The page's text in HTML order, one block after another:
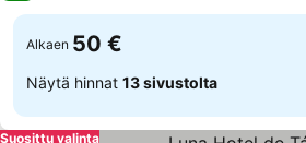
Alkaen 50 €
Näytä hinnat 13 sivustolta
Suosittu valinta